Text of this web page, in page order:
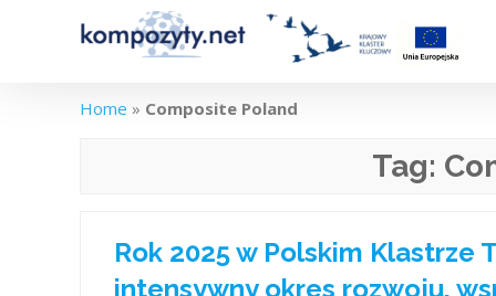
Home » Composite Poland
Tag:
Rok 2025 w Polskim
intensywny okres rozwoju,